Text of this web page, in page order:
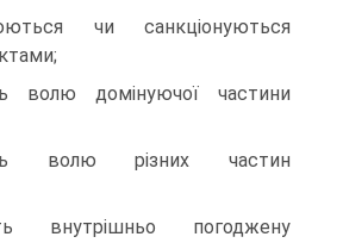
чи санкціонуються
волю домінуючої частини
волю різних частин
внутрішньо погоджену